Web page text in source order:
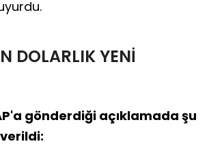
DOLARLIK YENİ
gönderdiği açıklamada şu